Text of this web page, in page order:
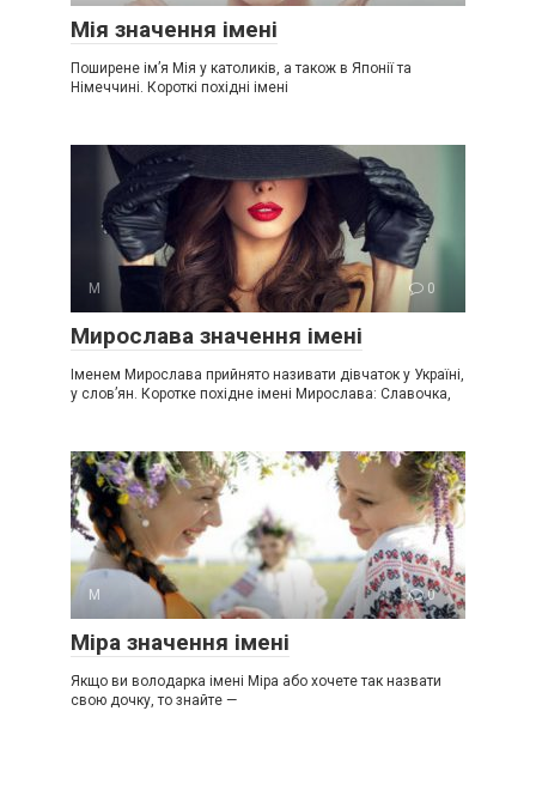
Мія значення імені
Поширене ім’я Мія у католиків, а також в Японії та
Німеччині. Короткі похідні імені
М 0
Мирослава значення імені
Іменем Мирослава прийнято називати дівчаток у Україні,
у слов’ян. Коротке похідне імені Мирослава: Славочка,
М 0
Міра значення імені
Якщо ви володарка імені Міра або хочете так назвати
свою дочку, то знайте —